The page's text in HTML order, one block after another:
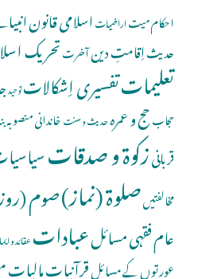
احکام میتاراضیاتاسلامی قانون
حدیثاِقامتِ دینآخرتتحریک
تعلیماتتفسیری اِشکالاتتوحید
حجابحج و عمرہحدیث و سنتخاندانی منصوبہ
قربانیزکوۃ و صدقات
مخالفتیںصلوة (نماز)صوم
عام فقہی مسائلعباداتعقائد و
عورتوں کے مسائلقرآنیاتمالیات